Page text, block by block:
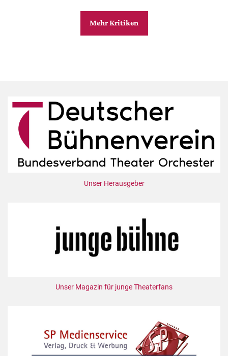
Mehr Kritiken
Unser Herausgeber
Unser Magazin für junge Theaterfans